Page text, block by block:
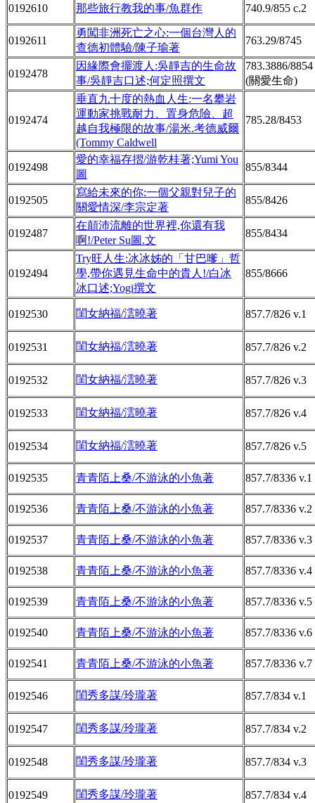
0192610 那些旅行教我的事/魚群作 740.9/855 c.2
0192611
勇闖非洲死亡之心:一個台灣人的
查德初體驗/陳子瑜著
763.29/8745
0192478
因緣際會擺渡人:吳靜吉的生命故
事/吳靜吉口述;何定照撰文
783.3886/
(關愛生命)
0192474
垂直九十度的熱血人生:一名攀岩
運動家挑戰耐力、置身危險、超
越自我極限的故事/湯米.考德威爾
(Tommy Caldwell
785.28/8453
0192498
愛的幸福存摺/游乾桂著;Yumi You
圖
855/8344
0192505
寫給未來的你:一個父親對兒子的
關愛情深/李宗定著
855/8426
0192487
在顛沛流離的世界裡,你還有我
啊!/Peter Su圖.文
855/8434
0192494
Try旺人生:冰冰姊的「甘巴嗲」哲
學,帶你遇見生命中的貴人!/白冰
冰口述;Yogi撰文
855/8666
0192530 閨女納福/澐曉著 857.7/826 v.1
0192531 閨女納福/澐曉著 857.7/826 v.2
0192532 閨女納福/澐曉著 857.7/826 v.3
0192533 閨女納福/澐曉著 857.7/826 v.4
0192534 閨女納福/澐曉著 857.7/826 v.5
0192535 青青陌上桑/不游泳的小魚著 857.7/8336 v.1
0192536 青青陌上桑/不游泳的小魚著 857.7/8336 v.2
0192537 青青陌上桑/不游泳的小魚著 857.7/8336 v.3
0192538 青青陌上桑/不游泳的小魚著 857.7/8336 v.4
0192539 青青陌上桑/不游泳的小魚著 857.7/8336 v.5
0192540 青青陌上桑/不游泳的小魚著 857.7/8336 v.6
0192541 青青陌上桑/不游泳的小魚著 857.7/8336 v.7
0192546 閨秀多謀/玲瓏著 857.7/834 v.1
0192547 閨秀多謀/玲瓏著 857.7/834 v.2
0192548 閨秀多謀/玲瓏著 857.7/834 v.3
0192549 閨秀多謀/玲瓏著 857.7/834 v.4